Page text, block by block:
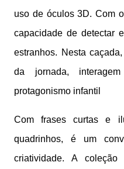
uso de óculos 3D. Com
capacidade de detectar
estranhos. Nesta
da jornada,
protagonismo infantil
Com frases curtas e
quadrinhos, é um
criatividade. A